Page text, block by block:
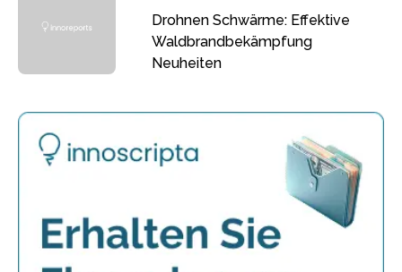
Drohnen Schwärme: Effektive
Waldbrandbekämpfung
Neuheiten